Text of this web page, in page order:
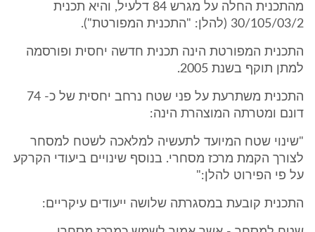
מהתכנית החלה על מגרש 84 דלעיל, והיא תכנית
30/105/03/2 (להלן: "התכנית המפורטת").
התכנית המפורטת הינה תכנית חדשה יחסית ופורסמה
למתן תוקף בשנת 2005.
התכנית משתרעת על פני שטח נרחב יחסית של כ- 74
דונם ומטרתה המוצהרת הינה:
"שינוי שטח המיועד לתעשיה למלאכה לשטח למסחר
לצורך הקמת מרכז מסחרי. בנוסף שינויים ביעודי הקרקע
על פי הפירוט להלן:"
התכנית קובעת במסגרתה שלושה ייעודים עיקריים: